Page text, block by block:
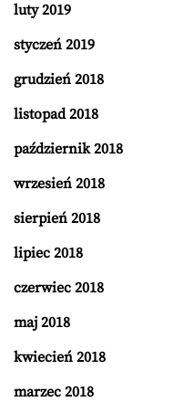
luty 2019
styczeń 2019
grudzień 2018
listopad 2018
październik 2018
wrzesień 2018
sierpień 2018
lipiec 2018
czerwiec 2018
maj 2018
kwiecień 2018
marzec 2018